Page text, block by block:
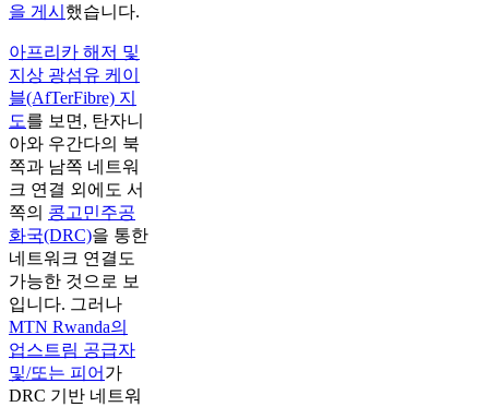
을 게시 했습니다.
아프리카 해저 및
지상 광섬유 케이
블(AfTerFibre) 지
도를 보면, 탄자니
아와 우간다의 북
쪽과 남쪽 네트워
크 연결 외에도 서
쪽의 콩고민주공
화국(DRC)을 통한
네트워크 연결도
가능한 것으로 보
입니다. 그러나
MTN Rwanda의
업스트림 공급자
및/또는 피어 가
DRC 기반 네트워